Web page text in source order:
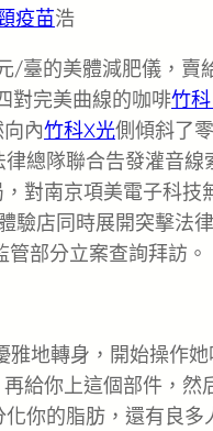
疫苗浩
/臺的美體減肥儀，賣
對完美曲線的咖啡竹
內竹科X光側傾斜了
總隊聯合告發灌音線
對南京項美電子科技
驗店同時展開突擊法
管部分立案查詢拜訪。
雅地轉身，開始操作
給你上這個部件，然
你的脂肪，還有良多